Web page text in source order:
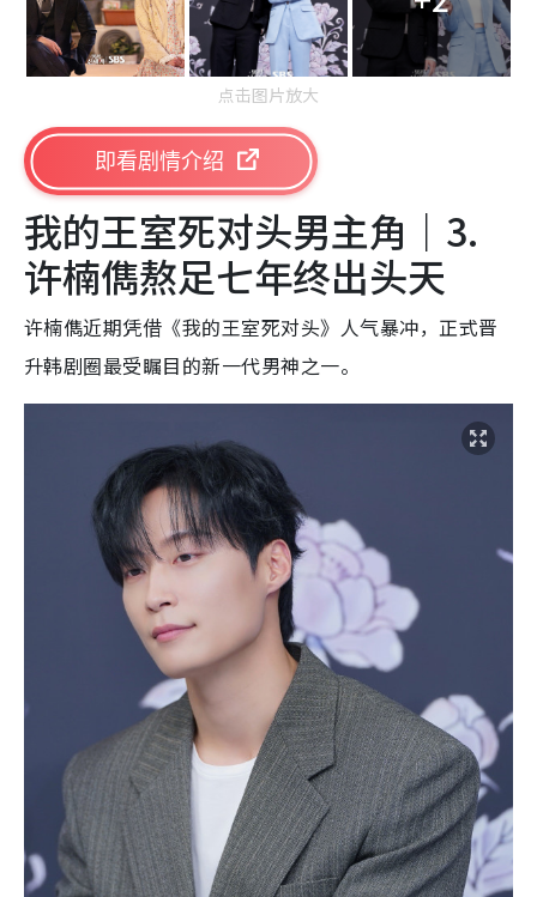
点击图片放大
即看剧情介绍
我的王室死对头男主角｜3.
许楠儁熬足七年终出头天
许楠儁近期凭借《我的王室死对头》人气暴冲，正式晋
升韩剧圈最受瞩目的新一代男神之一。